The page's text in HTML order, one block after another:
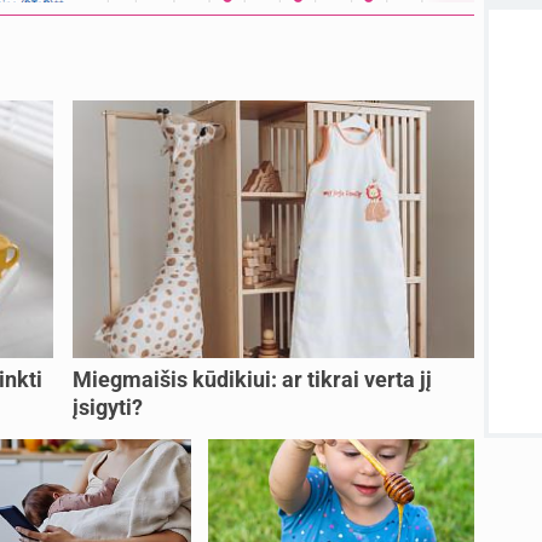
Miegmaišis kūdikiui: ar tikrai verta jį
įsigyti?